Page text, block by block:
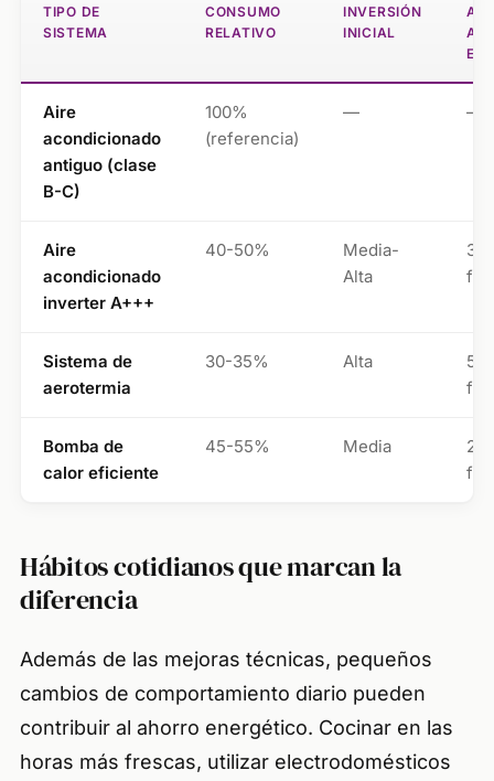
TIPO DE
SISTEMA
CONSUMO
RELATIVO
INVERSIÓN
INICIAL
Aire
acondicionado
antiguo (clase
B-C)
100%
(referencia)
— —
Aire
acondicionado
inverter A+++
40-50%
Media-
Alta
Sistema de
aerotermia
30-35% Alta
Bomba de
calor eficiente
45-55% Media
Hábitos cotidianos que marcan la
diferencia
Además de las mejoras técnicas, pequeños
cambios de comportamiento diario pueden
contribuir al ahorro energético. Cocinar en las
horas más frescas, utilizar electrodomésticos